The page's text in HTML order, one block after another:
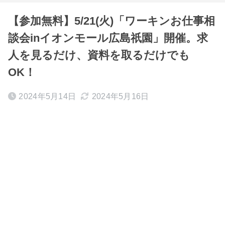
【参加無料】5/21(火)「ワーキンお仕事相
談会inイオンモール広島祇園」開催。求
人を見るだけ、資料を取るだけでも
OK！
2024年5月14日 2024年5月16日